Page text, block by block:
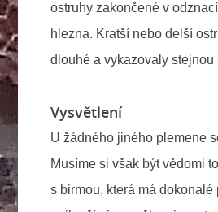
ostruhy zakončené v
hlezna. Kratší nebo delší
dlouhé a vykazovaly
Vysvětlení
U žádného jiného plemene
Musíme si však být vědomi
s birmou, která má